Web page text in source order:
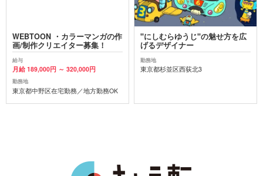
WEBTOON ・カラーマンガの作
画/制作クリエイター募集！
給与
月給 189,000円 ～ 320,000円
勤務地
東京都中野区在宅勤務／地方勤務OK
"にしむらゆうじ"の魅せ方を広
げるデザイナー
勤務地
東京都杉並区西荻北3